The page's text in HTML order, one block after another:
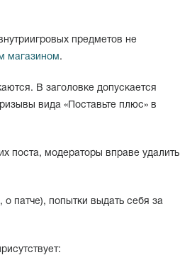
предметов не
магазином.
В заголовке допускается
вида «Поставьте плюс» в
поста, модераторы вправе удалить
патче), попытки выдать себя за